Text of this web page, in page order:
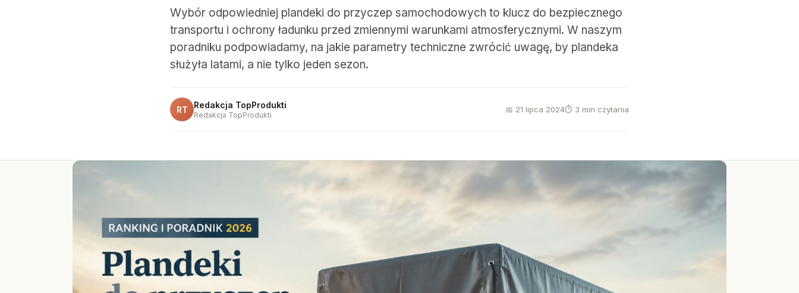
Wybór odpowiedniej plandeki do przyczep samochodowych to klucz do bezpiecznego
transportu i ochrony ładunku przed zmiennymi warunkami atmosferycznymi. W naszym
poradniku podpowiadamy, na jakie parametry techniczne zwrócić uwagę, by plandeka
służyła latami, a nie tylko jeden sezon.
RT Redakcja TopProdukti
Redakcja TopProdukti
📅 21 lipca 2024⏱ 3 min czytania